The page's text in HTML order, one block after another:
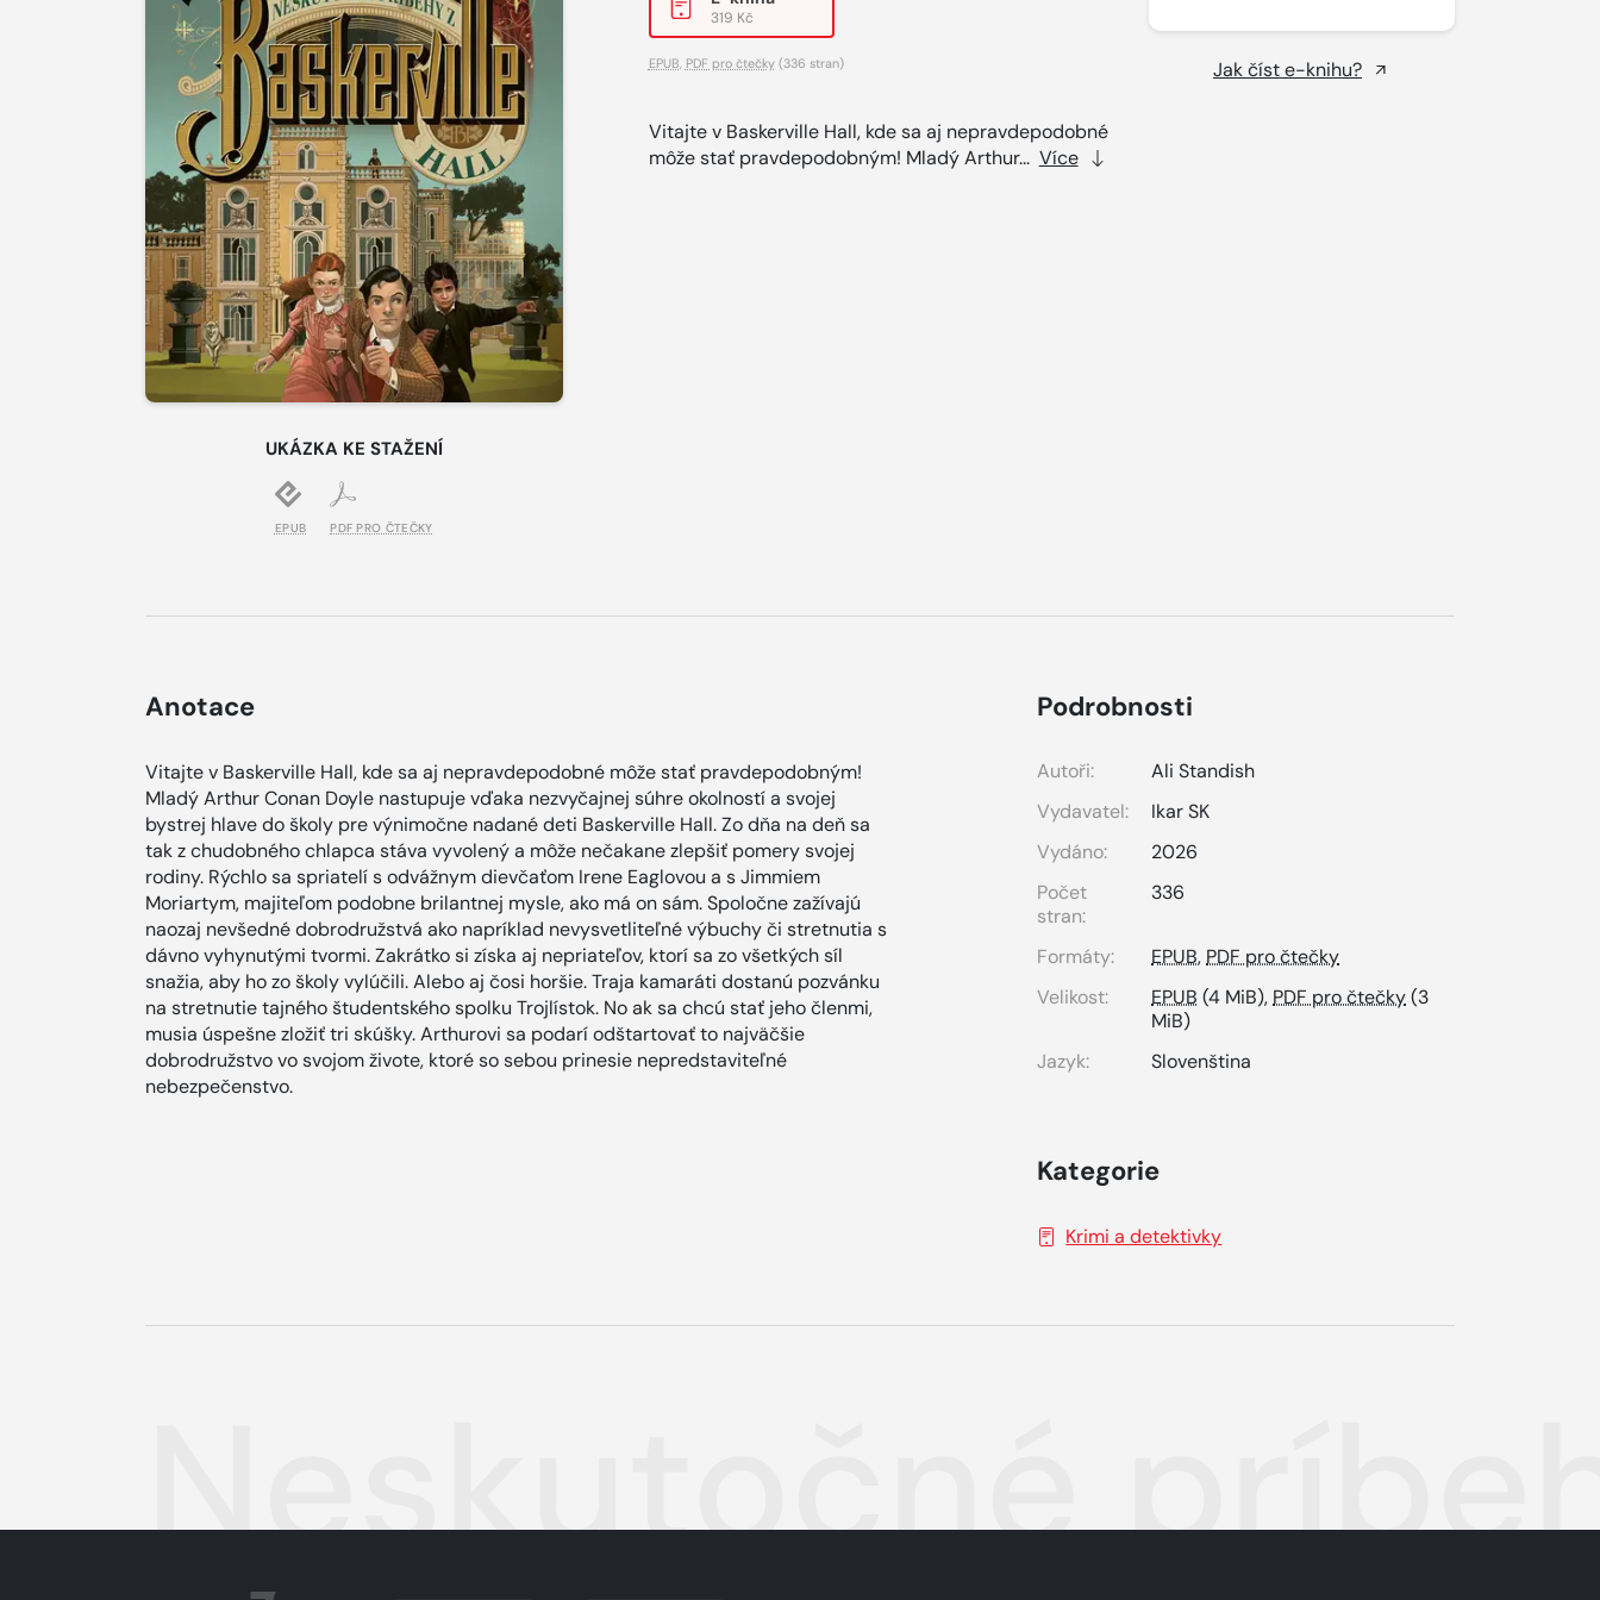
UKÁZKA KE STAŽENÍ
EPUB PDF PRO ČTEČKY
319 Kč
EPUB PDF pro čtečky(336 stran)
Vitajte v Baskerville Hall, kde sa aj nepravdepodobné
môže stať pravdepodobným! Mladý Arthur... Více
Jak číst e-knihu?
Anotace
Vitajte v Baskerville Hall, kde sa aj nepravdepodobné môže stať pravdepodobným!
Mladý Arthur Conan Doyle nastupuje vďaka nezvyčajnej súhre okolností a svojej
bystrej hlave do školy pre výnimočne nadané deti Baskerville Hall. Zo dňa na deň sa
tak z chudobného chlapca stáva vyvolený a môže nečakane zlepšiť pomery svojej
rodiny. Rýchlo sa spriatelí s odvážnym dievčaťom Irene Eaglovou a s Jimmiem
Moriartym, majiteľom podobne brilantnej mysle, ako má on sám. Spoločne zažívajú
naozaj nevšedné dobrodružstvá ako napríklad nevysvetliteľné výbuchy či stretnutia s
dávno vyhynutými tvormi. Zakrátko si získa aj nepriateľov, ktorí sa zo všetkých síl
snažia, aby ho zo školy vylúčili. Alebo aj čosi horšie. Traja kamaráti dostanú pozvánku
na stretnutie tajného študentského spolku Trojlístok. No ak sa chcú stať jeho členmi,
musia úspešne zložiť tri skúšky. Arthurovi sa podarí odštartovať to najväčšie
dobrodružstvo vo svojom živote, ktoré so sebou prinesie nepredstaviteľné
nebezpečenstvo.
Podrobnosti
Autoři:
Ali Standish
Vydavatel:
Ikar SK
Vydáno:
2026
Počet
stran:
336
Formáty: EPUB,PDF pro čtečky
Velikost:
EPUB (4 MiB),PDF pro čtečky(3
MiB)
Jazyk:
Slovenština
Kategorie
Krimi a detektivky
Neskutočné